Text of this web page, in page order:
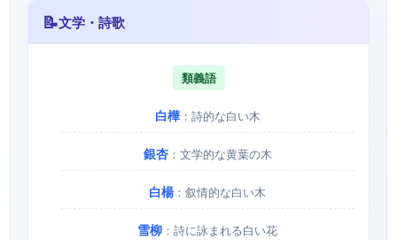
📝文学・詩歌
類義語
白樺：詩的な白い木
銀杏：文学的な黄葉の木
白楊：叙情的な白い木
雪柳 ：詩に詠まれる白い花